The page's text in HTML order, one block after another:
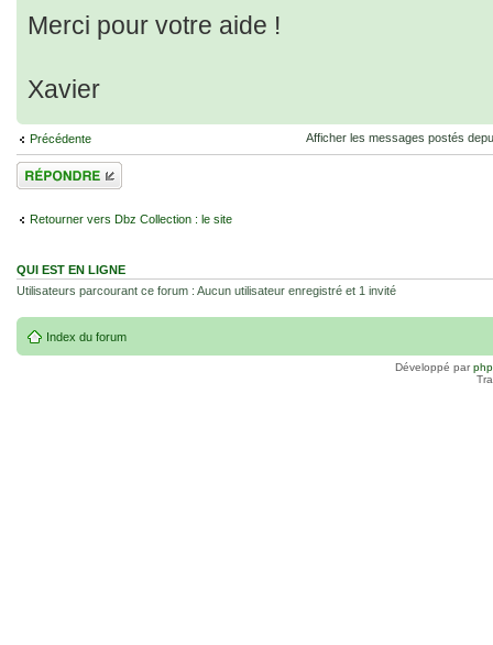
Merci pour votre aide !
Xavier
Précédente Afficher les messages postés
Répondre
Retourner vers Dbz Collection : le site
QUI EST EN LIGNE
Utilisateurs parcourant ce forum : Aucun utilisateur enregistré et 1 invité
Index du forum
Développé par